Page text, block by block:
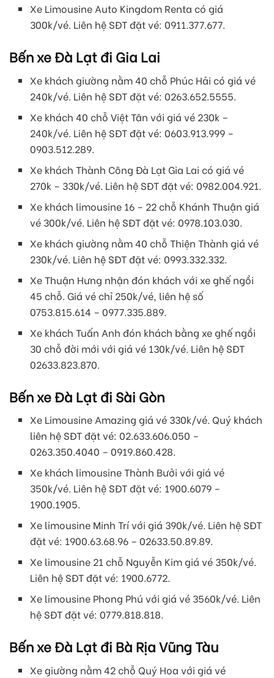
Xe Limousine Auto Kingdom Renta có giá
300k/vé. Liên hệ SĐT đặt vé: 0911.377.677.
Bến xe Đà Lạt đi Gia Lai
Xe khách giường nằm 40 chỗ Phúc Hải có giá vé
240k/vé. Liên hệ SĐT đặt vé: 0263.652.5555.
Xe khách 40 chỗ Việt Tân với giá vé 230k –
240k/vé. Liên hệ SĐT đặt vé: 0603.913.999 –
0903.512.289.
Xe khách Thành Công Đà Lạt Gia Lai có giá vé
270k – 330k/vé. Liên hệ SĐT đặt vé: 0982.004.921.
Xe khách limousine 16 – 22 chỗ Khánh Thuận giá
vé 300k/vé. Liên hệ SĐT đặt vé: 0978.103.030.
Xe khách giường nằm 40 chỗ Thiện Thành giá vé
230k/vé. Liên hệ SĐT đặt vé: 0993.332.332.
Xe Thuận Hưng nhận đón khách với xe ghế ngồi
45 chỗ. Giá vé chỉ 250k/vé, liên hệ số
0753.815.614 – 0977.335.889.
Xe khách Tuấn Anh đón khách bằng xe ghế ngồi
30 chỗ đời mới với giá vé 130k/vé. Liên hệ SĐT
02633.823.870.
Bến xe Đà Lạt đi Sài Gòn
Xe Limousine Amazing giá vé 330k/vé. Quý khách
liên hệ SĐT đặt vé: 02.633.606.050 –
0263.350.4040 – 0919.860.428.
Xe khách limousine Thành Bưởi với giá vé
350k/vé. Liên hệ SĐT đặt vé: 1900.6079 –
1900.1905.
Xe limousine Minh Trí với giá 390k/vé. Liên hệ SĐT
đặt vé: 1900.63.68.96 – 02633.50.89.89.
Xe limousine 21 chỗ Nguyễn Kim giá vé 350k/vé.
Liên hệ SĐT đặt vé: 1900.6772.
Xe limousine Phong Phú với giá vé 3560k/vé. Liên
hệ SĐT đặt vé: 0779.818.818.
Bến xe Đà Lạt đi Bà Rịa Vũng Tàu
Xe giường nằm 42 chỗ Quý Hoa với giá vé